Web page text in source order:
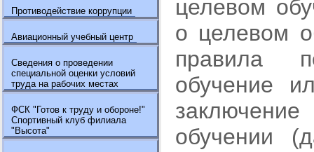
Противодействие коррупции
Авиационный учебный центр
Сведения о проведении
специальной оценки условий
труда на рабочих местах
ФСК "Готов к труду и обороне!"
Спортивный клуб филиала
"Высота"
целевом
о целевом
правила
обучение
обучении